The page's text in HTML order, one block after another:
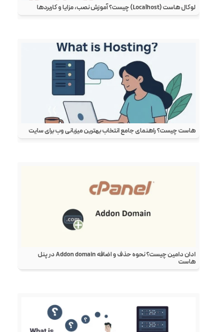
لوکال هاست (Localhost) چیست؟ آموزش نصب، مزایا و کاربردها
هاست چیست؟ راهنمای جامع انتخاب بهترین میزبانی وب برای سایت
ادان دامین چیست؟ نحوه حذف و اضافه‌ Addon domain در پنل
هاست